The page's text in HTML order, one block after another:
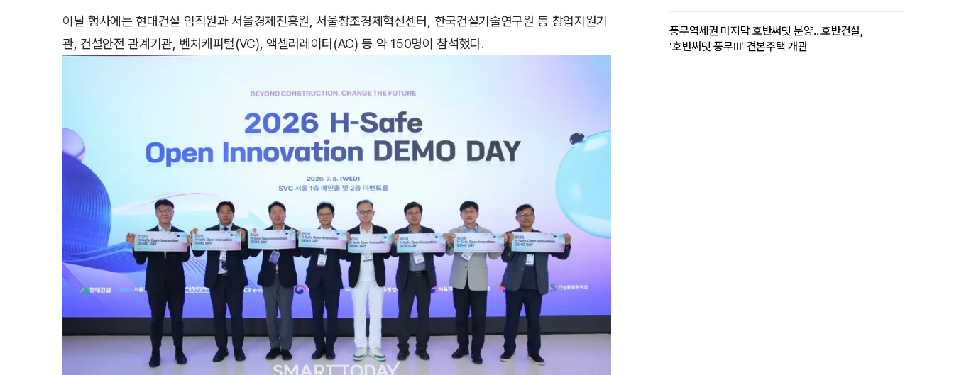
이날 행사에는 현대건설 임직원과 서울경제진흥원, 서울창조경제혁신센터, 한국건설기술연구원 등 창업지원기
관, 건설안전 관계기관, 벤처캐피털(VC), 액셀러레이터(AC) 등 약 150명이 참석했다.
풍무역세권 마지막 호반써밋 분양…호반건설,
‘호반써밋 풍무Ⅲ’ 견본주택 개관